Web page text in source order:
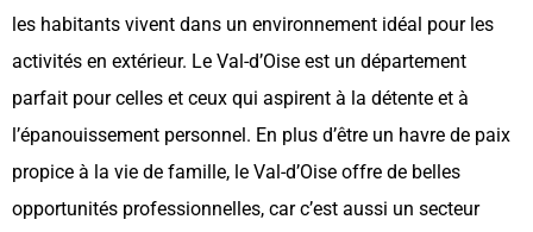
les habitants vivent dans un environnement idéal pour les
activités en extérieur. Le Val-d’Oise est un département
parfait pour celles et ceux qui aspirent à la détente et à
l’épanouissement personnel. En plus d’être un havre de paix
propice à la vie de famille, le Val-d’Oise offre de belles
opportunités professionnelles, car c’est aussi un secteur